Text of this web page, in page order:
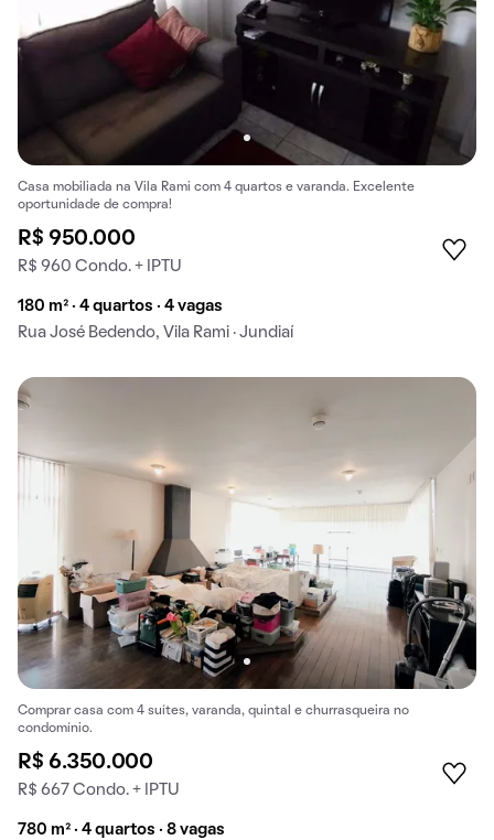
Casa mobiliada na Vila Rami com 4 quartos e varanda. Excelente
oportunidade de compra!
R$ 950.000
R$ 960 Condo. + IPTU
180 m² · 4 quartos · 4 vagas
Rua José Bedendo, Vila Rami · Jundiaí
Comprar casa com 4 suítes, varanda, quintal e churrasqueira no
condomínio.
R$ 6.350.000
R$ 667 Condo. + IPTU
780 m² · 4 quartos · 8 vagas